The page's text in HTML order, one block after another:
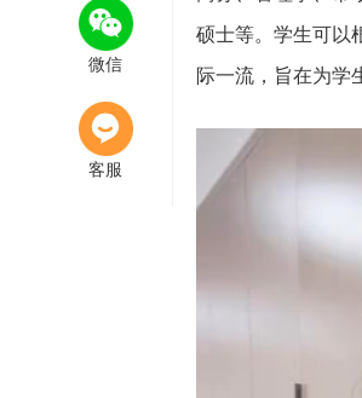
硕士等。学生可以
际一流，旨在为学
微信
客服